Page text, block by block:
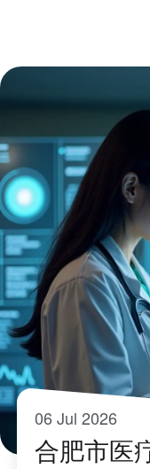
06 Jul 2026
合肥市医